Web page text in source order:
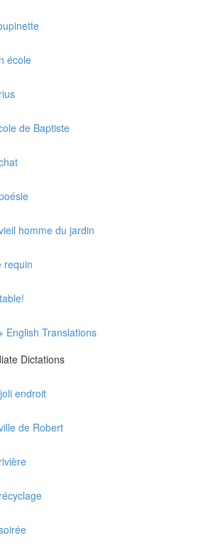
école
de Baptiste
homme du jardin
requin
English Translations
Dictations
endroit
de Robert